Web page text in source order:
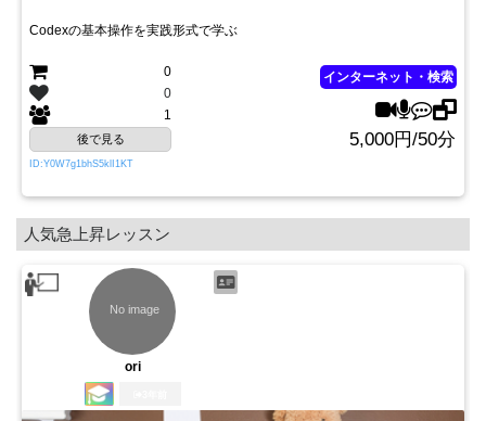
Codexの基本操作を実践形式で学ぶ
0
0
1
インターネット・検索
後で見る 5,000円/50分
ID:Y0W7g1bhS5klI1KT
人気急上昇レッスン
ori